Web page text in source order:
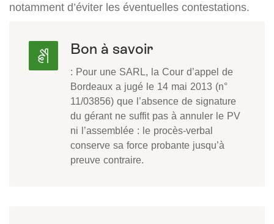
notamment d’éviter les éventuelles contestations.
Bon à savoir
: Pour une SARL, la Cour d’appel de
Bordeaux a jugé le 14 mai 2013 (n°
11/03856) que l’absence de signature
du gérant ne suffit pas à annuler le PV
ni l’assemblée : le procès-verbal
conserve sa force probante jusqu’à
preuve contraire.